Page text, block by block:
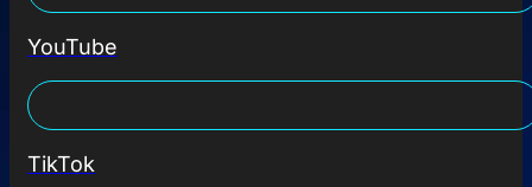
YouTube
TikTok